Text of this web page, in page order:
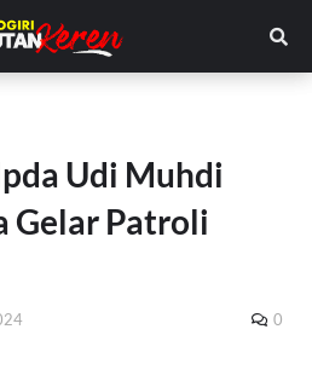
Udi Muhdi
Gelar Patroli
0